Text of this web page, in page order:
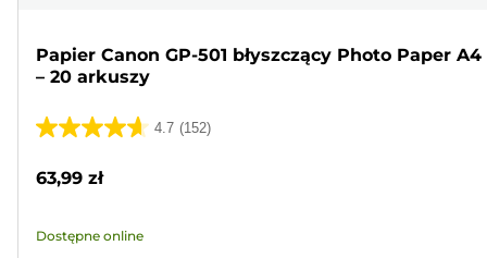
Papier Canon GP-501 błyszczący Photo Paper A4
– 20 arkuszy
4.7 (152)
4.7
5
152
63,99 zł
Dostępne online